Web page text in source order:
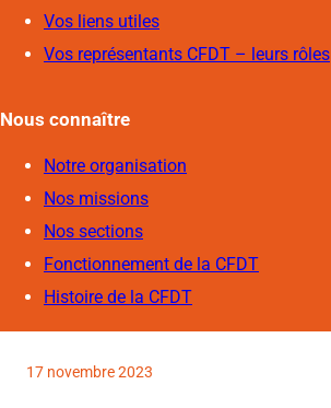
Vos liens utiles
Vos représentants CFDT – leurs rôles
Nous connaître
Notre organisation
Nos missions
Nos sections
Fonctionnement de la CFDT
Histoire de la CFDT
17 novembre 2023